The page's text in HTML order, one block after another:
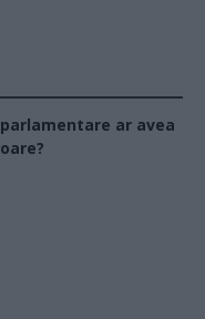
ar avea